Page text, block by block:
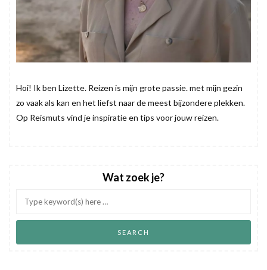
Hoi! Ik ben Lizette. Reizen is mijn grote passie. met mijn gezin
zo vaak als kan en het liefst naar de meest bijzondere plekken.
Op Reismuts vind je inspiratie en tips voor jouw reizen.
Wat zoek je?